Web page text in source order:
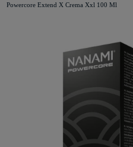
Powercore Extend X Crema Xxl 100 Ml